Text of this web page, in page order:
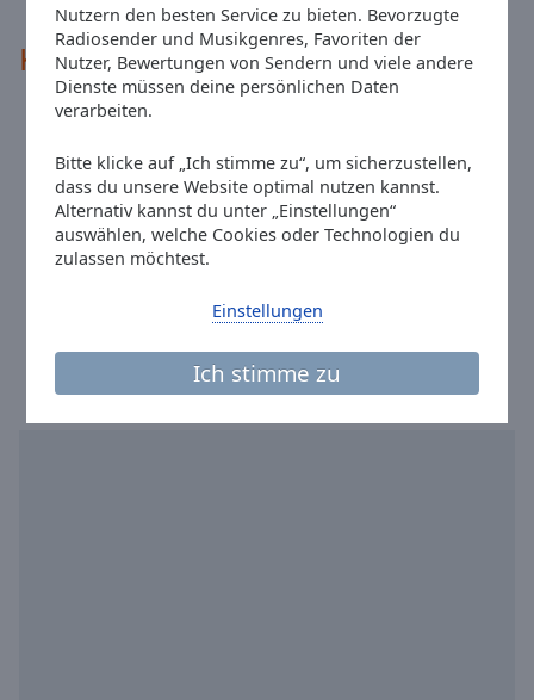
Nutzern den besten Service zu bieten. Bevorzugte
Radiosender und Musikgenres, Favoriten der
Nutzer, Bewertungen von Sendern und viele andere
Dienste müssen deine persönlichen Daten
verarbeiten.
Bitte klicke auf „Ich stimme zu“, um sicherzustellen,
dass du unsere Website optimal nutzen kannst.
Alternativ kannst du unter „Einstellungen“
auswählen, welche Cookies oder Technologien du
zulassen möchtest.
Ich stimme zu
Einstellungen
Kontakte
Adresse:
Rosa-Luxemburg-Straße 25/26 18055 Rostock
Website:
80s80s.de
Email:
studio@80s80s.de
Facebook: @80s80s
Tiktok:
@80s80sradio
16:07,08.08.2026